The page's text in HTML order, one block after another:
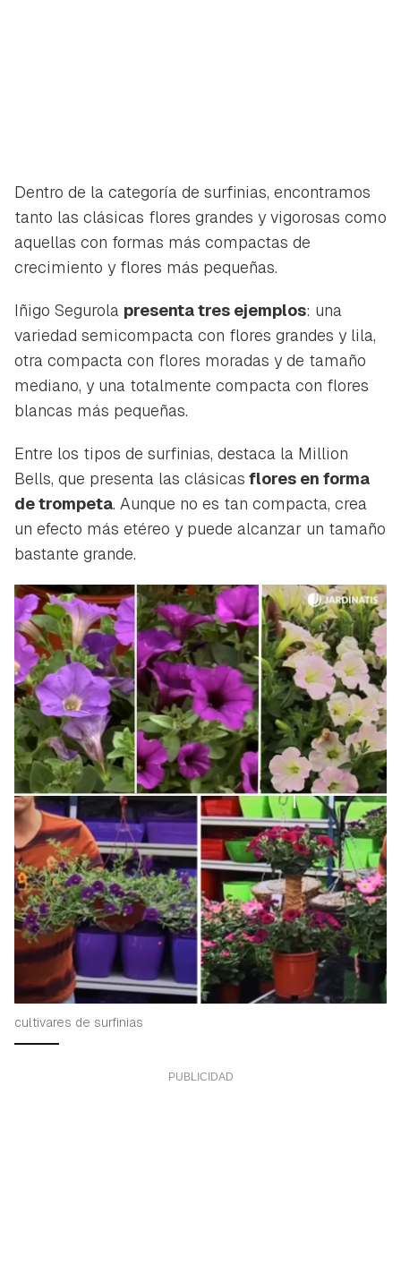
Dentro de la categoría de surfinias, encontramos
tanto las clásicas flores grandes y vigorosas como
aquellas con formas más compactas de
crecimiento y flores más pequeñas.
Iñigo Segurola presenta tres ejemplos: una
variedad semicompacta con flores grandes y lila,
otra compacta con flores moradas y de tamaño
mediano, y una totalmente compacta con flores
blancas más pequeñas.
Entre los tipos de surfinias, destaca la Million
Bells, que presenta las clásicas flores en forma
de trompeta. Aunque no es tan compacta, crea
un efecto más etéreo y puede alcanzar un tamaño
bastante grande.
cultivares de surfinias